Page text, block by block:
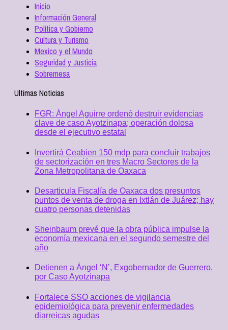
Inicio
Información General
Política y Gobierno
Cultura y Turismo
Mexico y el Mundo
Seguridad y Justicia
Sobremesa
Ultimas Noticias
FGR: Ángel Aguirre ordenó destruir evidencias
clave de caso Ayotzinapa; operación dolosa
desde el ejecutivo estatal
Invertirá Ceabien 150 mdp para concluir trabajos
de sectorización en tres Macro Sectores de la
Zona Metropolitana de Oaxaca
Desarticula Fiscalía de Oaxaca dos presuntos
puntos de venta de droga en Ixtlán de Juárez; hay
cuatro personas detenidas
Sheinbaum prevé que la obra pública impulse la
economía mexicana en el segundo semestre del
año
Detienen a Ángel ‘N’, Exgobernador de Guerrero,
por Caso Ayotzinapa
Fortalece SSO acciones de vigilancia
epidemiológica para prevenir enfermedades
diarreicas agudas